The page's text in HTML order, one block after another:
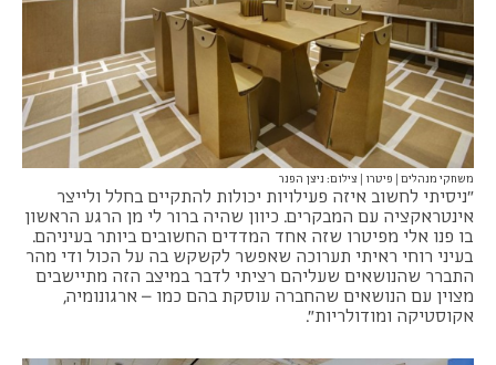
משחקי מנהלים | פיטרו | צילום: ניצן הפנר
"ניסיתי לחשוב איזה פעילויות יכולות להתקיים בחלל ולייצר
אינטראקציה עם המבקרים. כיוון שהיה ברור לי מן הרגע הראשון
בו פנו אלי מפיטרו שזה אחד המדדים החשובים ביותר בעיניהם.
בעיני רוחי ראיתי תערוכה שאפשר לקשקש בה על הכול ודי מהר
התברר שהנושאים שעליהם רציתי לדבר במיצב הזה מתיישבים
מצוין עם הנושאים שהחברה עוסקת בהם כמו – ארגונומיה,
אקוסטיקה ומודולריות".